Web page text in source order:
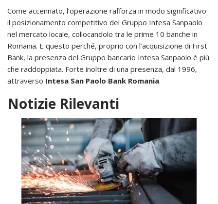
Come accennato, l’operazione rafforza in modo significativo
il posizionamento competitivo del Gruppo Intesa Sanpaolo
nel mercato locale, collocandolo tra le prime 10 banche in
Romania. E questo perché, proprio con l’acquisizione di First
Bank, la presenza del Gruppo bancario Intesa Sanpaolo è più
che raddoppiata. Forte inoltre di una presenza, dal 1996,
attraverso Intesa San Paolo Bank Romania.
Notizie Rilevanti